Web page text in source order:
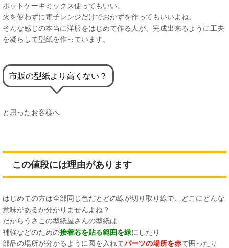
ホットケーキミックス使ってもいい。
火を使わずに電子レンジだけでおかずを作ってもいいよね。
そんな感じの本当に洋服をはじめて作る人が、完成出来るように工夫
を凝らして型紙を作っています。
市販の型紙より高くない？
と思ったお客様へ
この値段には理由があります
はじめての方は全部同じ色だとどの線が切り取り線で、どこにどんな
意味があるか分かりませんよね？
だからうさこの型紙屋さんの型紙は
補強などのための接着芯を貼る範囲を緑にしたり
部品の場所が分かるように図を入れてパーツの場所を赤で囲ったり